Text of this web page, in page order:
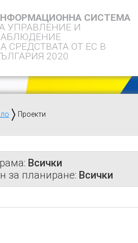
СИСТЕМА
УПРАВЛЕНИЕ И
СРЕДСТВАТА ОТ ЕС В
2020
Проекти
Всички
за планиране: Всички